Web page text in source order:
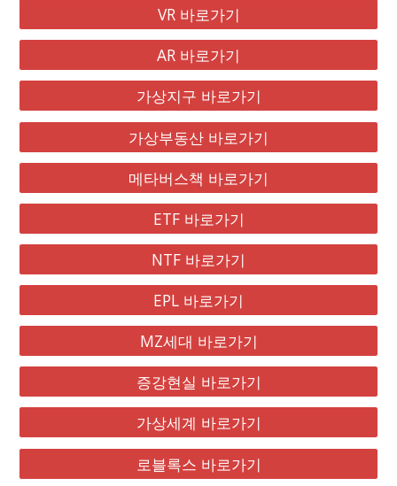
VR 바로가기
AR 바로가기
가상지구 바로가기
가상부동산 바로가기
메타버스책 바로가기
ETF 바로가기
NTF 바로가기
EPL 바로가기
MZ세대 바로가기
증강현실 바로가기
가상세계 바로가기
로블록스 바로가기